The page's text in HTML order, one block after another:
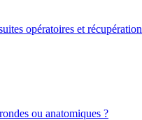
opératoires et récupération
ou anatomiques ?